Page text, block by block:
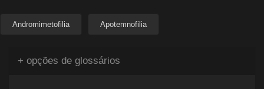
Andromimetofilia Apotemnofilia
+ opções de glossários